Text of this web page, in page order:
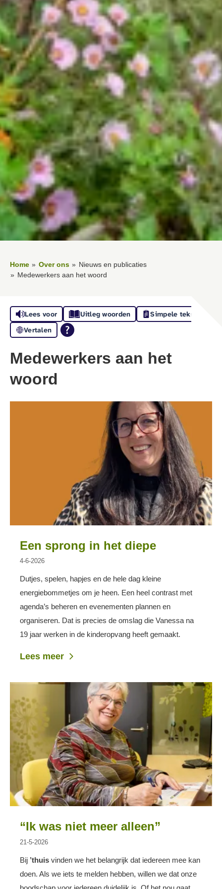
Home Over ons
Nieuws en publicaties
Medewerkers aan het woord
Lees voor Uitleg woorden
Simpele tekst
Vertalen
Medewerkers aan het
woord
Een sprong in het diepe
4-6-2026
Dutjes, spelen, hapjes en de hele dag kleine
energiebommetjes om je heen. Een heel contrast met
agenda’s beheren en evenementen plannen en
organiseren. Dat is precies de omslag die Vanessa na
19 jaar werken in de kinderopvang heeft gemaakt.
Lees meer
“Ik was niet meer alleen”
21-5-2026
Bij ’thuis vinden we het belangrijk dat iedereen mee kan
doen. Als we iets te melden hebben, willen we dat onze